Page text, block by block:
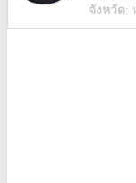
จังหวัด: